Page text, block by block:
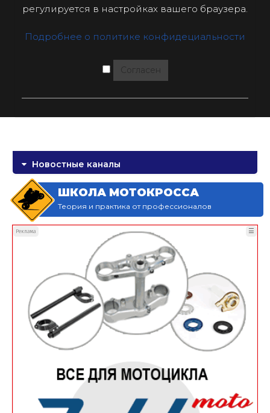
регулируется в настройках вашего браузера.
Подробнее о политике конфидециальности
Согласен
Новостные каналы
ШКОЛА МОТОКРОССА
Теория и практика от профессионалов
Реклама ☰